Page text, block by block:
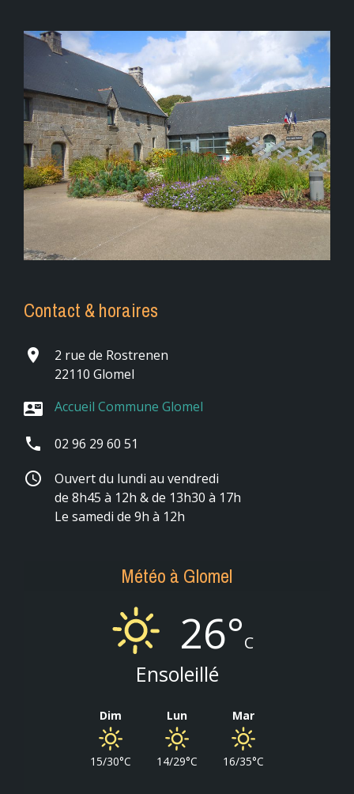
Contact & horaires
place
2 rue de Rostrenen
22110 Glomel
contact_mail Accueil Commune Glomel
phone 02 96 29 60 51
schedule
Ouvert du lundi au vendredi
de 8h45 à 12h & de 13h30 à 17h
Le samedi de 9h à 12h
Météo à Glomel
26°C
Ensoleillé
Dim
15/30°C
Lun
14/29°C
Mar
16/35°C